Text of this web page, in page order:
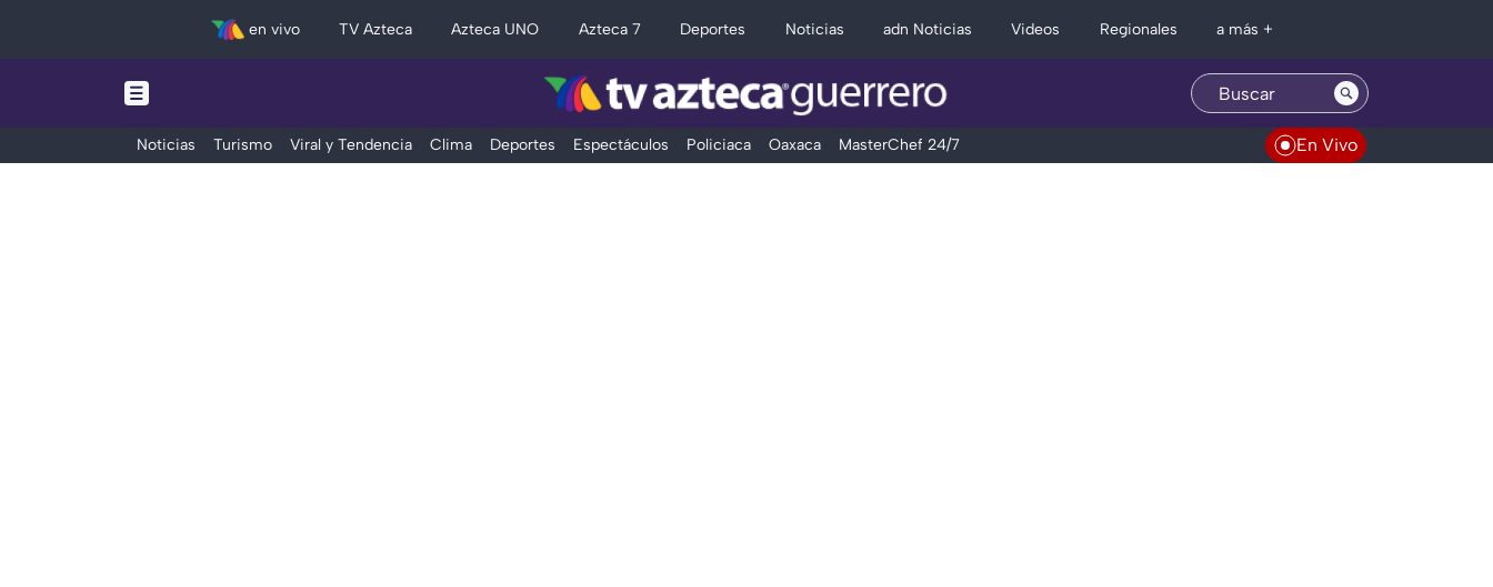
en vivo TV Azteca Azteca UNO Azteca 7 Deportes Noticias adn Noticias Videos Regionales a más +
Noticias Turismo Viral y Tendencia Clima Deportes Espectáculos Policiaca Oaxaca MasterChef 24/7 En Vivo